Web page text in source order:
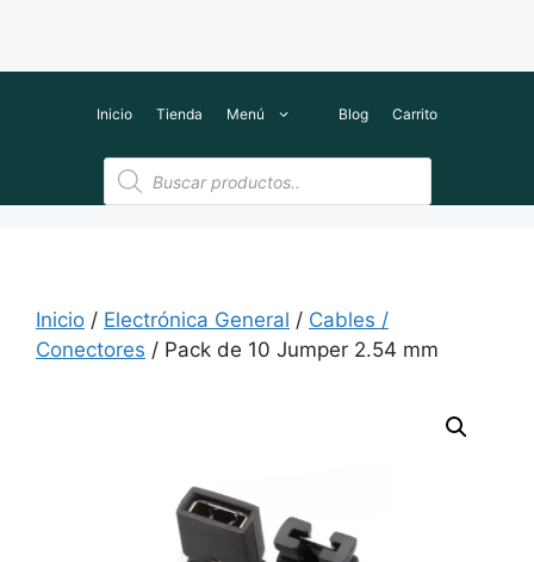
Inicio Tienda Menú Blog Carrito
Búsqueda
de
productos
Inicio / Electrónica General / Cables /
Conectores / Pack de 10 Jumper 2.54 mm